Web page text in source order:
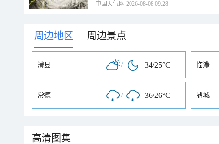
中国天气网 2026-08-08 09:28
周边地区 | 周边景点
澧县 / 34/25°C 临澧
常德 / 36/26°C 鼎城
高清图集